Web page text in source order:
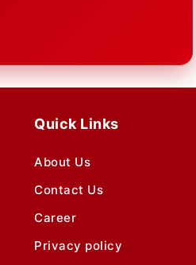
Quick Links
About Us
Contact Us
Career
Privacy policy